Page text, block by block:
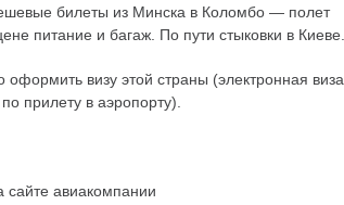
билеты из Минска в Коломбо — полет
питание и багаж. По пути стыковки в Киеве.
визу этой страны (электронная виза
прилету в аэропорту).
сайте авиакомпании